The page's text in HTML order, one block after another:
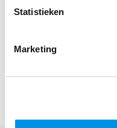
Statistieken
Marketing